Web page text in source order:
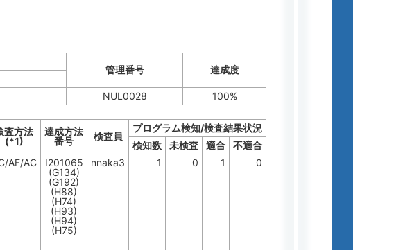
管理番号 達成度
NUL0028 100%
査方法
(*1)
達成方法
番号
検査員
プログラム検知/検査結果状況
検知数
未検査 適合 不適合
AF/AC
I201065
(G134)
(G192)
(H88)
(H74)
(H93)
(H94)
(H75)
nnaka3 1 0 1
0